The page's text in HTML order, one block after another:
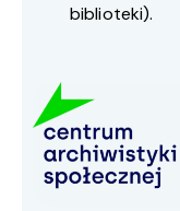
biblioteki).